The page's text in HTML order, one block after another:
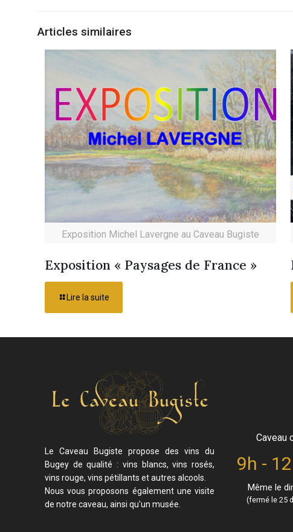
Articles similaires
Exposition Michel Lavergne au Caveau Bugiste
Exposition « Paysages de France »
Lire la suite
Le Caveau Bugiste propose des vins du
Bugey de qualité : vins blancs, vins rosés,
vins rouge, vins pétillants et autres alcools.
Nous vous proposons également une visite
de notre caveau, ainsi qu'un musée.
Caveau
9h -
Même le
(fermé le 25